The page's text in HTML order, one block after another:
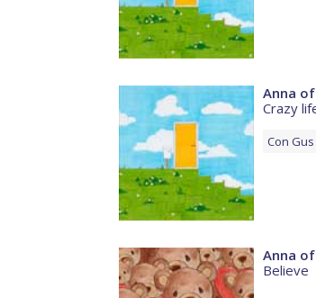
Anna
Crazy
Con
Anna
Believe